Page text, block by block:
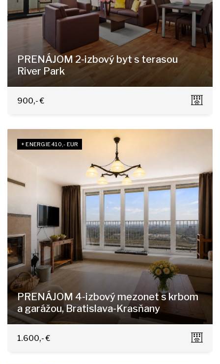
PRENÁJOM 2-izbový byt s terasou
River Park
Dvořákovo nábrežie 4E, Bratislava - Staré Mesto
900,- €
+ ENERGIE 410,- EUR
PRENÁJOM 4-izbový mezonet s krbom
a garážou, Bratislava-Krasňany
Horská 11/A, Bratislava - Nové Mesto
1.600,- €